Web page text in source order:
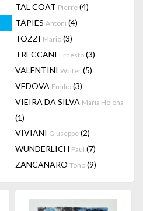
TAL COAT Pierre (4)
TÀPIES Antoni (4)
TOZZI Mario (3)
TRECCANI Ernesto (3)
VALENTINI Walter (5)
VEDOVA Emilio (3)
VIEIRA DA SILVA Maria Helena
(1)
VIVIANI Giuseppe (2)
WUNDERLICH Paul (7)
ZANCANARO Tono (9)